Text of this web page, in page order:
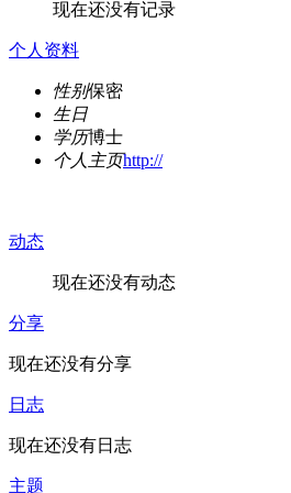
现在还没有记录
个人资料
性别保密
生日
学历博士
个人主页http://
动态
现在还没有动态
分享
现在还没有分享
日志
现在还没有日志
主题